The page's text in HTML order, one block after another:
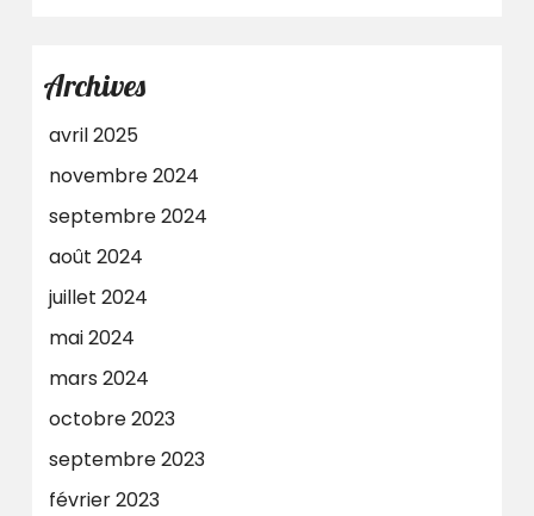
Archives
avril 2025
novembre 2024
septembre 2024
août 2024
juillet 2024
mai 2024
mars 2024
octobre 2023
septembre 2023
février 2023